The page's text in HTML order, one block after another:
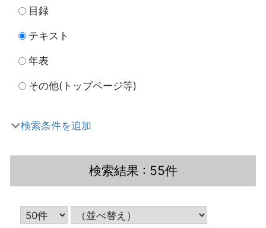
目録
テキスト
年表
その他(トップページ等)
検索条件を追加
検索結果 : 55件